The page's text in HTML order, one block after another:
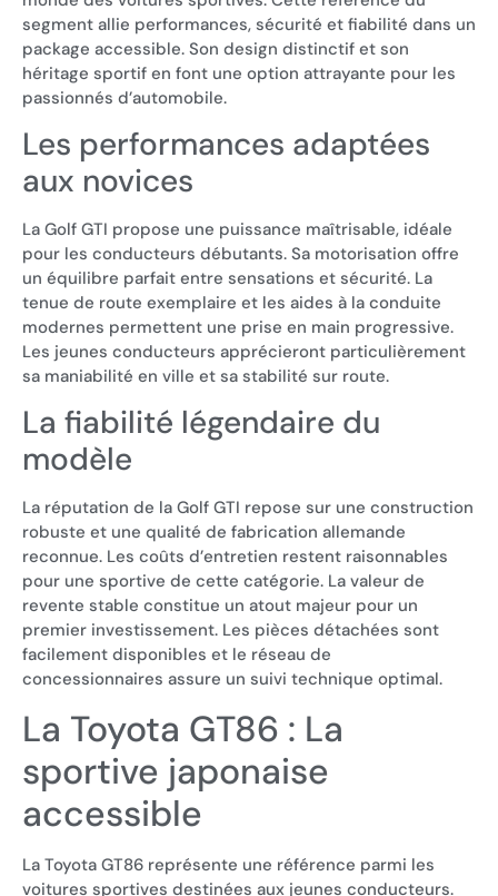
segment allie performances, sécurité et fiabilité dans un
package accessible. Son design distinctif et son
héritage sportif en font une option attrayante pour les
passionnés d’automobile.
Les performances adaptées
aux novices
La Golf GTI propose une puissance maîtrisable, idéale
pour les conducteurs débutants. Sa motorisation offre
un équilibre parfait entre sensations et sécurité. La
tenue de route exemplaire et les aides à la conduite
modernes permettent une prise en main progressive.
Les jeunes conducteurs apprécieront particulièrement
sa maniabilité en ville et sa stabilité sur route.
La fiabilité légendaire du
modèle
La réputation de la Golf GTI repose sur une construction
robuste et une qualité de fabrication allemande
reconnue. Les coûts d’entretien restent raisonnables
pour une sportive de cette catégorie. La valeur de
revente stable constitue un atout majeur pour un
premier investissement. Les pièces détachées sont
facilement disponibles et le réseau de
concessionnaires assure un suivi technique optimal.
La Toyota GT86 : La
sportive japonaise
accessible
La Toyota GT86 représente une référence parmi les
voitures sportives destinées aux jeunes conducteurs.